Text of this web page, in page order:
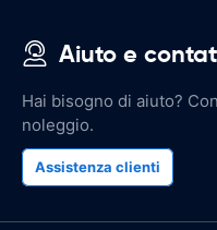
Aiuto e
Hai bisogno di aiuto?
noleggio.
Assistenza clienti